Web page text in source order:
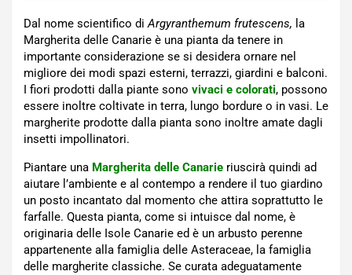
Dal nome scientifico diArgyranthemum frutescens, la
Margherita delle Canarie è una pianta da tenere in
importante considerazione se si desidera ornare nel
migliore dei modi spazi esterni, terrazzi, giardini e balconi.
I fiori prodotti dalla piante sono vivaci e colorati, possono
essere inoltre coltivate in terra, lungo bordure o in vasi. Le
margherite prodotte dalla pianta sono inoltre amate dagli
insetti impollinatori.
Piantare una Margherita delle Canarie riuscirà quindi ad
aiutare l’ambiente e al contempo a rendere il tuo giardino
un posto incantato dal momento che attira soprattutto le
farfalle. Questa pianta, come si intuisce dal nome, è
originaria delle Isole Canarie ed è un arbusto perenne
appartenente alla famiglia delle Asteraceae, la famiglia
delle margherite classiche. Se curata adeguatamente